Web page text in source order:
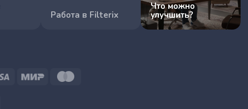
Работа в Filterix
Что можно
улучшить?